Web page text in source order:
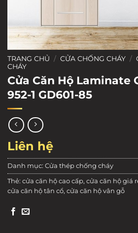
TRANG CHỦ / CỬA CHỐNG CHÁY /
CHÁY
Cửa Căn Hộ Laminate
952-1 GD601-85
Liên hệ
Danh mục: Cửa thép chống cháy
Thẻ: cửa căn hộ cao cấp, cửa căn hộ giá
cửa căn hộ tân cổ, cửa căn hộ vân gỗ